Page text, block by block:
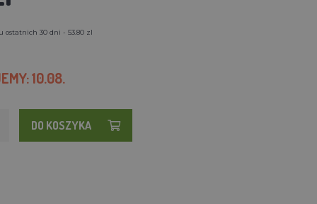
ostatnich 30 dni - 53.80 zl
10.08.
DO KOSZYKA